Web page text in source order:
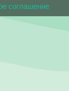
соглашение